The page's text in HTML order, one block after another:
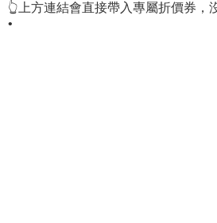
👆上方連結會直接帶入專屬折價券，
•